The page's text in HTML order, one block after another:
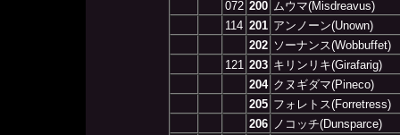
072 200 ムウマ(Misdreavus)
114 201 アンノーン(Unown)
202 ソーナンス(Wobbuffet)
121 203 キリンリキ(Girafarig)
204 クヌギダマ(Pineco)
205 フォレトス(Forretress)
206
ノコッチ(Dunsparce)